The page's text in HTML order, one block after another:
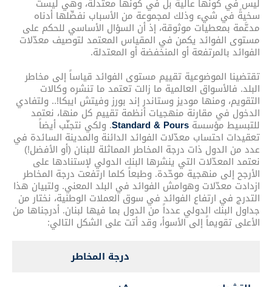
ليس في كونها عالية بل في كونها معتدلة، وهي ليست
سخيةً في شيء وذلك لمجموعة من الأسباب نفصِّلها أدناه
مدعَّمة بمعطيات موثوقة، إذ أن السؤال الأساسي للحكم على
مستوى الفوائد يكمن في المقياس المعتمد لتوصيف معدّلات
الفوائد بالمرتفعة أو المنخفضة أو المعتدلة.
تقتضينا الموضوعية تقييم مستوى الفوائد قياساً إلى مخاطر
البلد. فالأسواق العالمية ما زالت تعتمد ما تنشره وكالات
التقويم، ومنها موديز وستاندر إند بورز وفيتش ايبكا!.. ولتفادي
الدخول في مقارنة منهجيات أنظمة تقييم كل منها، نعتمد
للتبسيط مؤسسة Standard & Pours. ولكي نتجنّب أيضاً
تعقيدات احتساب معدّلات الفوائد الدائنة والمدينة السائدة في
عدد من الدول ذات درجة المخاطر المماثلة للبنان (أو الأفضل!)
نعتمد المعدّلات التي ينشرها البنك الدولي لإستنادها على
الأرجح إلى منهجية موحّدة. وطبعاً كلما ارتفعت درجة المخاطر
ازدادت معدّلات وهوامش الفوائد في البلد المعني. ولتبيان هذا
التدرج في ارتفاع الفوائد في سوق العملات الوطنية، نختار من
جداول البنك الدولي عدداً من الدول بما فيها لبنان. أدرجناها من
الأعلى تقويماً إلى الأسوأ، وقد أتت على الشكل التالي:
درجة المخاطر